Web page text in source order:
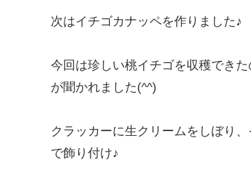
次はイチゴカナッペを作りました♪
今回は珍しい桃イチゴを収穫でき
が聞かれました(^^)
クラッカーに生クリームをしぼり
で飾り付け♪